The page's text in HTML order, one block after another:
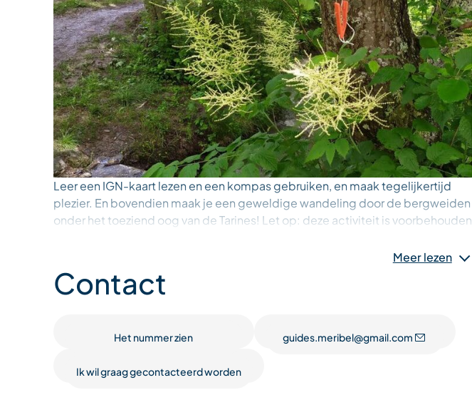
Leer een IGN-kaart lezen en een kompas gebruiken, en maak tegelijkertijd
plezier. En bovendien maak je een geweldige wandeling door de bergweiden
onder het toeziend oog van de Tarines! Let op: deze activiteit is voorbehouden
Meer lezen
Contact
Het nummer zien guides.meribel@gmail.com
Ik wil graag gecontacteerd worden